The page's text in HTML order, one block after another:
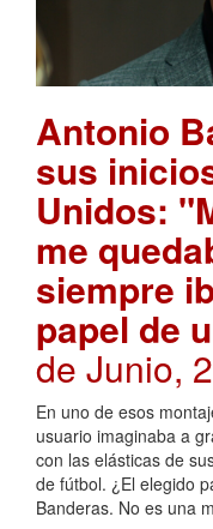
Antonio
sus
Unidos:
me
siempre
papel de
de Junio,
En uno de esos
usuario imaginaba a
con las elásticas de
de fútbol. ¿El elegido
Banderas. No es una